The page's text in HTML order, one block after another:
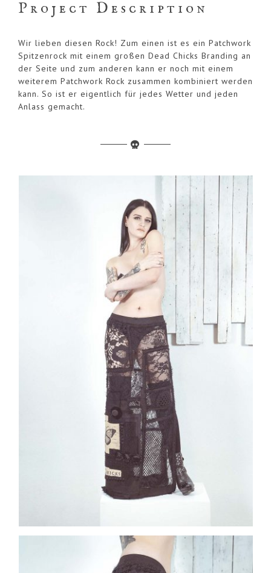
Project Description
Wir lieben diesen Rock! Zum einen ist es ein Patchwork
Spitzenrock mit einem großen Dead Chicks Branding an
der Seite und zum anderen kann er noch mit einem
weiterem Patchwork Rock zusammen kombiniert werden
kann. So ist er eigentlich für jedes Wetter und jeden
Anlass gemacht.